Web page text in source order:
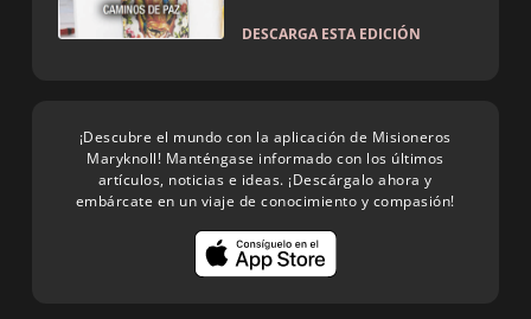
DESCARGA ESTA EDICIÓN
¡Descubre el mundo con la aplicación de Misioneros
Maryknoll! Manténgase informado con los últimos
artículos, noticias e ideas. ¡Descárgalo ahora y
embárcate en un viaje de conocimiento y compasión!